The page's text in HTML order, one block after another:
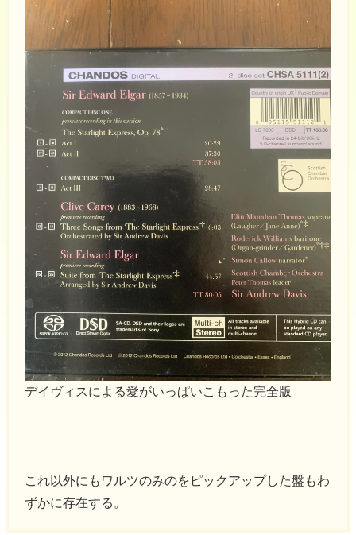
デイヴィスによる愛がいっぱいこもった完全版
これ以外にもワルツのみのをピックアップした盤もわ
ずかに存在する。